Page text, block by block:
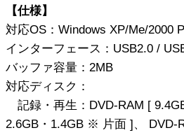
【仕様】
対応OS：Windows XP/Me/2000
インターフェース：USB2.0 /
バッファ容量：2MB
対応ディスク：
記録・再生：DVD-RAM [
2.6GB・1.4GB ※ 片面 ]、 DVD-